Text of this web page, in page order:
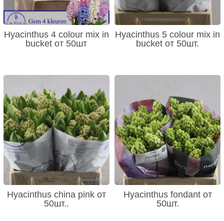
Hyacinthus 4 colour mix in
bucket от 50шт
Hyacinthus 5 colour mix in
bucket от 50шт.
Hyacinthus china pink от
50шт..
Hyacinthus fondant от
50шт.